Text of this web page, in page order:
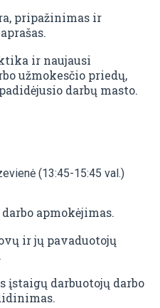
pripažinimas ir
ir naujausi
užmokesčio priedų,
darbų masto.
(13:45-15:45 val.)
apmokėjimas.
ir jų pavaduotojų
įstaigų darbuotojų darbo